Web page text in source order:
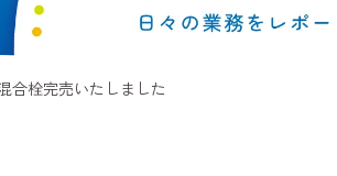
合栓完売いたしました